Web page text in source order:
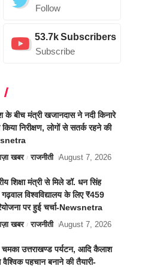
Follow
53.7kSubscribers
Subscribe
के बीच मंत्री खजानदास ने नदी किनारे
निरीक्षण, लोगों से सतर्क रहने की
खबर राजनीती August 7, 2026
शिक्षा मंत्री से मिले डॉ. धन सिंह
विश्वविद्यालय के लिए ₹459
पर हुई चर्चा-Newsnetra
खबर राजनीती August 7, 2026
चमका उत्तराखण्ड पर्यटन, आदि कैलाश
पहचान बनाने की तैयारी-